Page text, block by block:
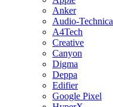
Anker
Audio-Technica
A4Tech
Creative
Canyon
Digma
Deppa
Edifier
Google Pixel